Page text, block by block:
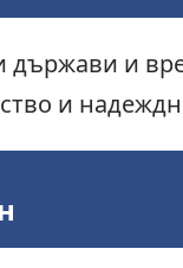
и
и